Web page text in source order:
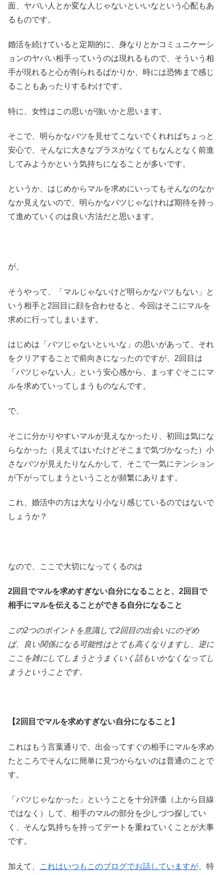
面、ヤバい人とか変な人じゃないといいなという心配もあ
るものです。
婚活を続けていると定期的に、身なりとかコミュニケーシ
ョンのヤバい相手っていうのは現れるもので、そういう相
手が現れると心が削られるばかりか、時には恐怖まで感じ
ることもあったりするわけです。
特に、女性はこの思いが強いかと思います。
そこで、明らかなバツを見せてこないでくれればちょっと
安心で、そんなに大きなプラスがなくてもなんとなく前進
してみようかという気持ちになることが多いです。
というか、はじめからマルを求めにいってもそんなのなか
なか見えないので、明らかなバツじゃなければ期待を持っ
て進めていくのは良い方法だと思います。
が、
そうやって、「マルじゃないけど明らかなバツもない」と
いう相手と2回目に顔を合わせると、今回はそこにマルを
求めに行ってしまいます。
はじめは「バツじゃないといいな」の思いがあって、それ
をクリアすることで前向きになったのですが、2回目は
「バツじゃない人」という安心感から、まっすぐそこにマ
ルを求めていってしまうものなんです。
で、
そこに分かりやすいマルが見えなかったり、初回は気にな
らなかった（見えてはいたけどそこまで気づかなった）小
さなバツが見えたりなんかして、そこで一気にテンション
が下がってしまうということが頻繁にあります。
これ、婚活中の方は大なり小なり感じているのではないで
しょうか？
なので、ここで大切になってくるのは
2回目でマルを求めすぎない自分になることと、2回目で
相手にマルを伝えることができる自分になること
この2つのポイントを意識して2回目の出会いにのぞめ
ば、良い関係になる可能性はとても高くなりますし、逆に
ここを雑にしてしまうとうまくいく話もいかなくなってし
まうということです。
【2回目でマルを求めすぎない自分になること】
これはもう言葉通りで、出会ってすぐの相手にマルを求め
たところでそんなに簡単に見つからないのは普通のことで
す。
「バツじゃなかった」ということを十分評価（上から目線
ではなく）して、相手のマルの部分を少しづつ探してい
く、そんな気持ちを持ってデートを重ねていくことが大事
です。
加えて、 これはいつもこのブログでお話していますが 、特